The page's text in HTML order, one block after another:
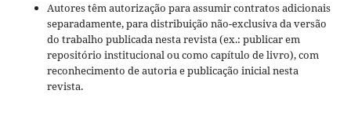
Autores têm autorização para assumir contratos adicionais
separadamente, para distribuição não-exclusiva da versão
do trabalho publicada nesta revista (ex.: publicar em
repositório institucional ou como capítulo de livro), com
reconhecimento de autoria e publicação inicial nesta
revista.